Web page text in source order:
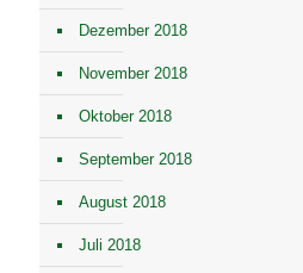
Dezember 2018
November 2018
Oktober 2018
September 2018
August 2018
Juli 2018